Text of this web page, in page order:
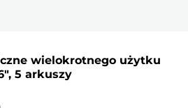
wielokrotnego użytku
5 arkuszy